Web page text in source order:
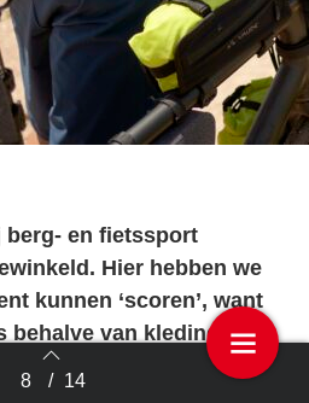
8 / 14
berg- en fietssport
Hier hebben we
kunnen ‘scoren’, want
behalve van kleding en
en